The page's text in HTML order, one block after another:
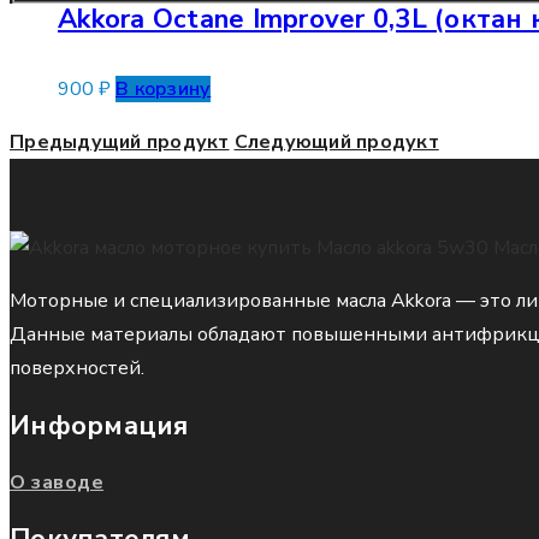
Akkora Octane Improver 0,3L (октан
900 ₽В корзину
Предыдущий продуктСледующий продукт
Моторные и специализированные масла Akkora — это
Данные материалы обладают повышенными
поверхностей.
Информация
О заводе